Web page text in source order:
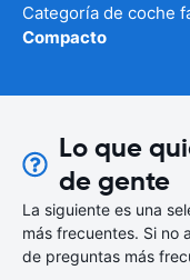
Categoría de coche
Compacto
Lo que
de gente
La siguiente es una
más frecuentes. Si no
de preguntas más